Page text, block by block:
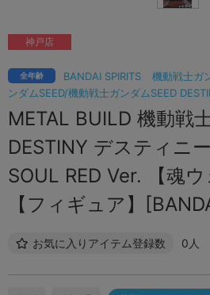
BANDAI SPIRITS 機動戦士ガ
ンダムSEED/機動戦士ガンダムSEED
全年齢
METAL BUILD 機動戦
DESTINY デスティニ
SOUL RED Ver. 【魂ウ
【フィギュア】
お気に入りアイテム登録数 0人
神戸店